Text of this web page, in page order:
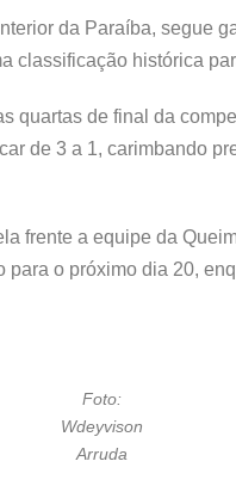
da Paraíba, segue
classificação histórica
quartas de final da
de 3 a 1, carimbando
frente a equipe da
o próximo dia 20,
Foto:
Wdeyvison
Arruda